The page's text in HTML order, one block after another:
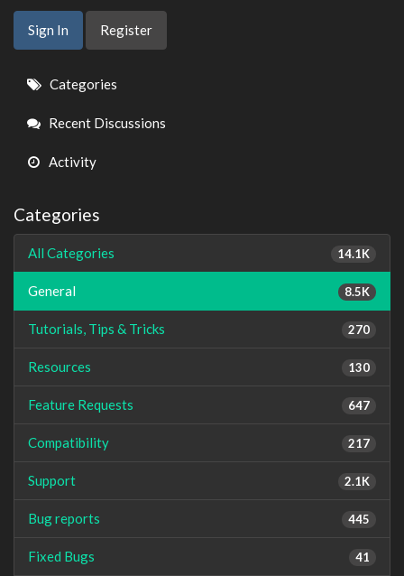
Sign In Register
Quick
Links
Categories
Recent Discussions
Activity
Categories
14.1K
All Categories
8.5K
General
270
Tutorials, Tips & Tricks
130
Resources
647
Feature Requests
217
Compatibility
2.1K
Support
445
Bug reports
41
Fixed Bugs